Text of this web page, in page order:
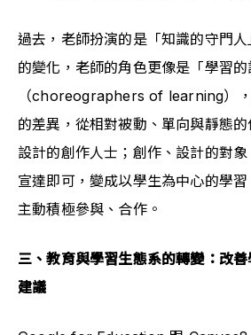
過去，老師扮演的是「知識的守門
的變化，老師的角色更像是「學習的
（choreographers of learning）
的差異，從相對被動、單向與靜態的
設計的創作人士；創作、設計的對
宣達即可，變成以學生為中心的學
主動積極參與、合作。
三、教育與學習生態系的轉變：改
建議